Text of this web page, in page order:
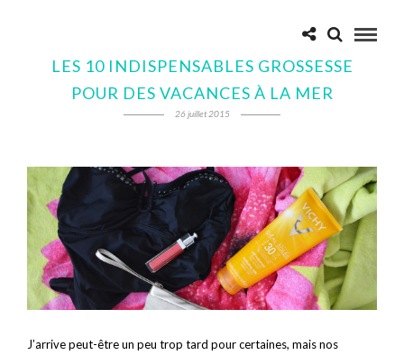
LES 10 INDISPENSABLES GROSSESSE
POUR DES VACANCES À LA MER
26 juillet 2015
J’arrive peut-être un peu trop tard pour certaines, mais nos